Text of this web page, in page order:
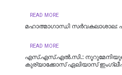
READ MORE
മഹാത്മാഗാന്ധി സർവകലാശാല:
READ MORE
എസ്.എസ്.എൽ.സി.: നൂറുമേനിയുടെ
കുര്യാക്കോസ് ഏലിയാസ്